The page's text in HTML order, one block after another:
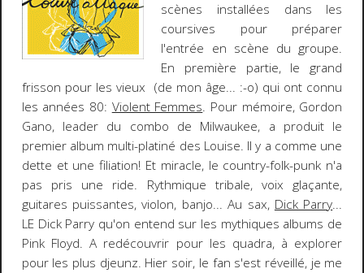
scènes installées dans les
coursives pour préparer
l'entrée en scène du groupe.
En première partie, le grand
frisson pour les vieux (de mon âge... :-o) qui ont connu
les années 80: Violent Femmes. Pour mémoire, Gordon
Gano, leader du combo de Milwaukee, a produit le
premier album multi-platiné des Louise. Il y a comme une
dette et une filiation! Et miracle, le country-folk-punk n'a
pas pris une ride. Rythmique tribale, voix glaçante,
guitares puissantes, violon, banjo... Au sax, Dick Parry...
LE Dick Parry qu'on entend sur les mythiques albums de
Pink Floyd. A redécouvrir pour les quadra, à explorer
pour les plus djeunz. Hier soir, le fan s'est réveillé, je me